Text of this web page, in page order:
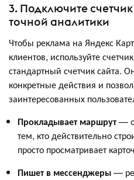
3. Подключите
точной аналитики
Чтобы реклама на Яндекс
клиентов, используйте
стандартный счетчик сайта.
конкретные действия и
заинтересованных
Прокладывает маршрут—
тем, кто действительно
просто просматривает
Пишет в мессенджеры—